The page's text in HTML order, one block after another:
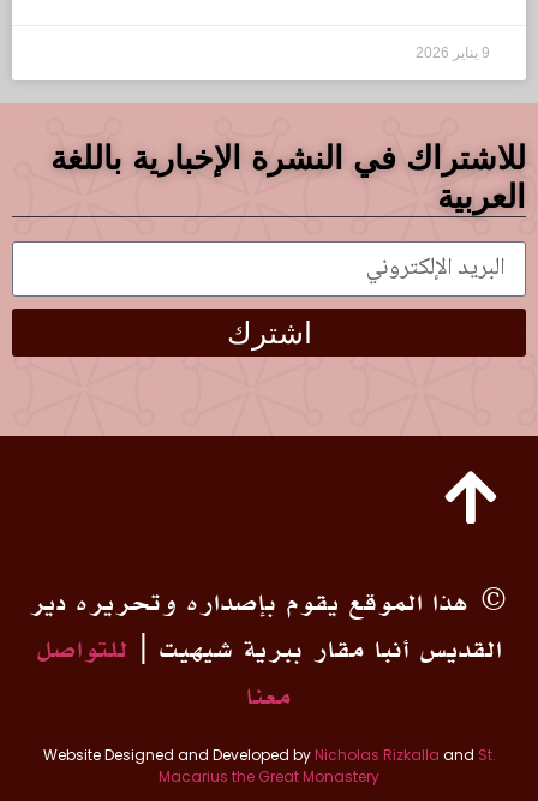
9 يناير 2026
للاشتراك في النشرة الإخبارية باللغة
العربية
اشترك
© هذا الموقع يقوم بإصداره وتحريره دير
القديس أنبا مقار ببرية شيهيت | للتواصل
معنا
Website Designed and Developed by Nicholas Rizkalla and St.
Macarius the Great Monastery